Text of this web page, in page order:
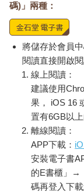
碼)」兩種：
將儲存於會員
閱讀直接開啟閱
線上閱讀：
建議使用
果， iOS 16
置有6GB以
離線閱讀：
APP下載：
安裝電子書
的E書櫃」→
碼再登入下